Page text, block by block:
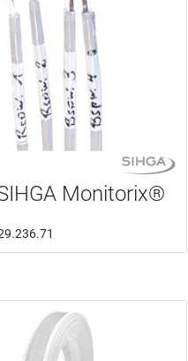
Monitorix®